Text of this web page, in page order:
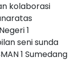
kolaborasi
1
seni sunda
1 Sumedang